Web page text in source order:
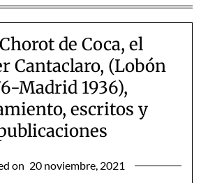
de Coca, el
Cantaclaro, (Lobón
Madrid 1936),
escritos y
on 20 noviembre, 2021